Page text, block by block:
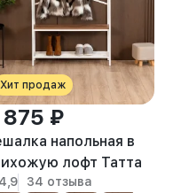
Хит продаж
₽
напольная в
лофт Татта
амаретто
4,9 34 отзыва